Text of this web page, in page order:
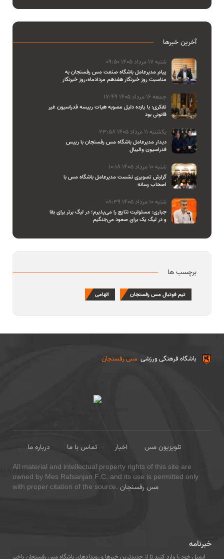
آخرین خبرها
شنبه 17 مرداد 1405 09:50
پیام مدیرعامل باشگاه صنعت مس رفسنجان به
مناسبت روز خبرنگار هفدهم مردادماه،روز خبرنگار
جمعه 16 مرداد 1405 17:49
تفکری: با یازده دلیل مصوبه هیات رییسه فدراسیون غیر
قانونی بود
یکشنبه 11 مرداد 1405 23:58
دیدار مدیرعامل باشگاه مس رفسنجان با رییس
فدراسیون والیبال
شنبه 10 مرداد 1405 10:18
گزارش تصویری نشست مدیرعامل باشگاه مس با
اصحاب رسانه
شنبه 10 مرداد 1405 08:39
جباری: مسئولیت نتایج را می‌پذیرم؛ در لیگ برتر برای بقا
و در لیگ یک برای صعود می‌جنگیم
برچسب ها
تیم فوتبال مس رفسنجان الهامی
مس رفسنجان باشگاه فرهنگی ورزشی
درباره ما تماس با ما اخبار
تلویزیون مس
All material and intellectual property rights of this site are
owned by Mes Rafsanjan F.C. and its use is permitted only
with proper citation of the source. مس رفسنجان
خبرنامه
ایمیل خود را وارد کنید تا از جدیدترین خبرها و رویدادهای باشگاه مس رفسنجان باخبر